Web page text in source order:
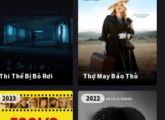
Thi Thể Bị Bỏ Rơi Thợ May Báo Thù
2023 2022